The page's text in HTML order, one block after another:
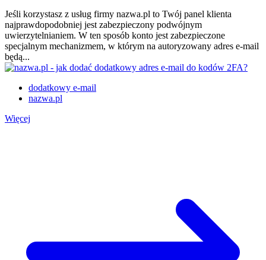
Jeśli korzystasz z usług firmy nazwa.pl to Twój panel klienta
najprawdopodobniej jest zabezpieczony podwójnym
uwierzytelnianiem. W ten sposób konto jest zabezpieczone
specjalnym mechanizmem, w którym na autoryzowany adres e-mail
będą...
dodatkowy e-mail
nazwa.pl
Więcej